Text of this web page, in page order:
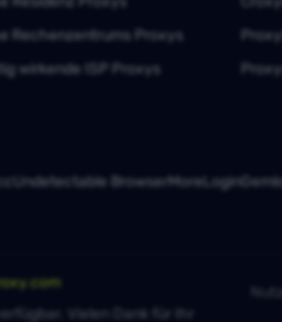
Rechenzentrums Proxys
wirkende ISP Proxys
Undetectable BrowserMoreLogin
Vielen Dank für Ihr